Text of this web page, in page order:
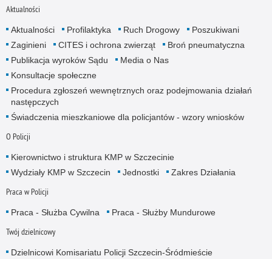
Aktualności
Aktualności Profilaktyka Ruch Drogowy
Poszukiwani
Zaginieni
CITES i ochrona zwierząt
Broń pneumatyczna
Publikacja wyroków Sądu
Media o Nas
Konsultacje społeczne
Procedura zgłoszeń wewnętrznych oraz podejmowania działań
następczych
Świadczenia mieszkaniowe dla policjantów - wzory wniosków
O Policji
Kierownictwo i struktura KMP w Szczecinie
Wydziały KMP w Szczecin
Jednostki Zakres Działania
Praca w Policji
Praca - Służba Cywilna Praca - Służby Mundurowe
Twój dzielnicowy
Dzielnicowi Komisariatu Policji Szczecin-Śródmieście